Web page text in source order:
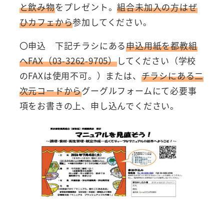
と飲み物をプレゼント。組合未加入の方はぜ
ひカフェから参加してください。
〇申込 下記チラシにある申込用紙を都教組
へFAX（03-3262-9705）してください（学校
のFAXは使用不可。）または、 チラシにある二
次元コードからグーグルフォームにて必要事
項をお書きの上、申し込んでください。